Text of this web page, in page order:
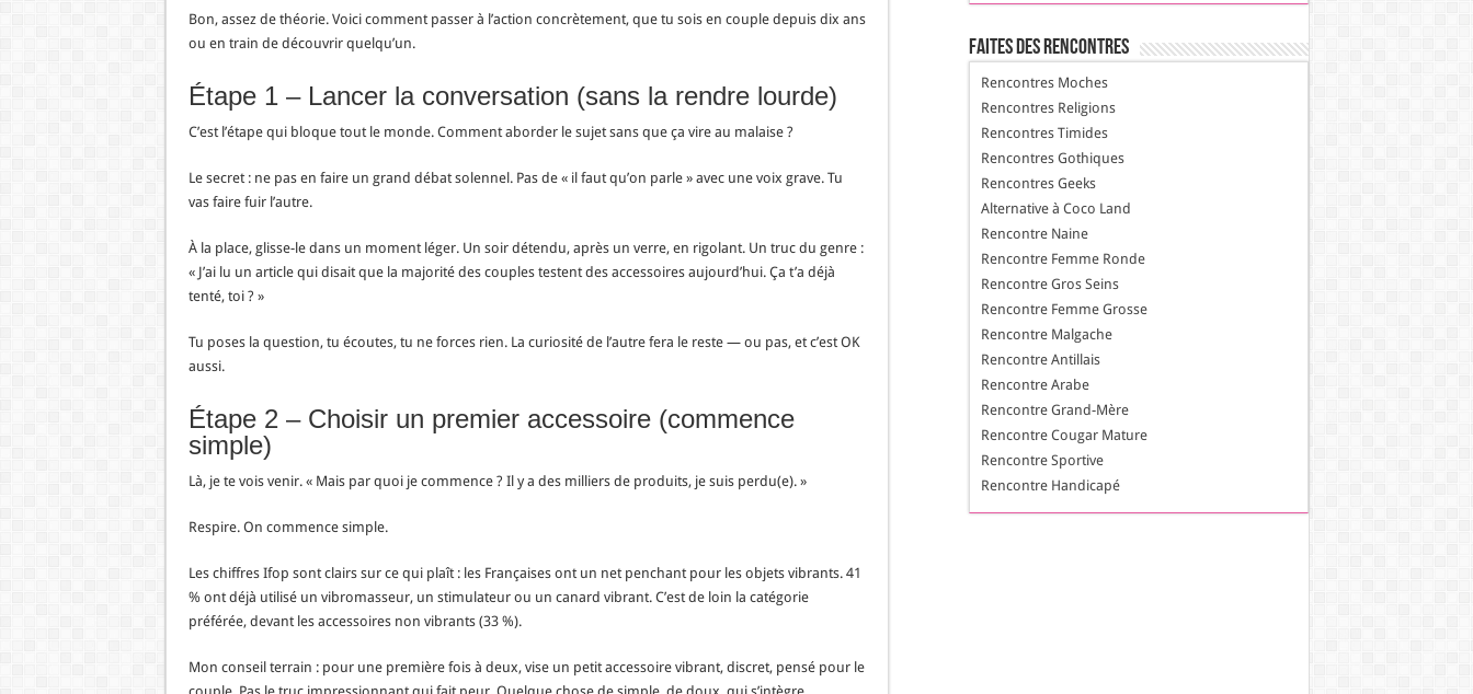
Bon, assez de théorie. Voici comment passer à l’action concrètement, que tu sois en couple depuis dix ans
ou en train de découvrir quelqu’un.
Étape 1 – Lancer la conversation (sans la rendre lourde)
C’est l’étape qui bloque tout le monde. Comment aborder le sujet sans que ça vire au malaise ?
Le secret : ne pas en faire un grand débat solennel. Pas de « il faut qu’on parle » avec une voix grave. Tu
vas faire fuir l’autre.
À la place, glisse-le dans un moment léger. Un soir détendu, après un verre, en rigolant. Un truc du genre :
« J’ai lu un article qui disait que la majorité des couples testent des accessoires aujourd’hui. Ça t’a déjà
tenté, toi ? »
Tu poses la question, tu écoutes, tu ne forces rien. La curiosité de l’autre fera le reste — ou pas, et c’est OK
aussi.
Étape 2 – Choisir un premier accessoire (commence
simple)
Là, je te vois venir. « Mais par quoi je commence ? Il y a des milliers de produits, je suis perdu(e). »
Respire. On commence simple.
Les chiffres Ifop sont clairs sur ce qui plaît : les Françaises ont un net penchant pour les objets vibrants. 41
% ont déjà utilisé un vibromasseur, un stimulateur ou un canard vibrant. C’est de loin la catégorie
préférée, devant les accessoires non vibrants (33 %).
Mon conseil terrain : pour une première fois à deux, vise un petit accessoire vibrant, discret, pensé pour le
Faites des Rencontres
Rencontres Moches
Rencontres Religions
Rencontres Timides
Rencontres Gothiques
Rencontres Geeks
Alternative à Coco Land
Rencontre Naine
Rencontre Femme Ronde
Rencontre Gros Seins
Rencontre Femme Grosse
Rencontre Malgache
Rencontre Antillais
Rencontre Arabe
Rencontre Grand-Mère
Rencontre Cougar Mature
Rencontre Sportive
Rencontre Handicapé